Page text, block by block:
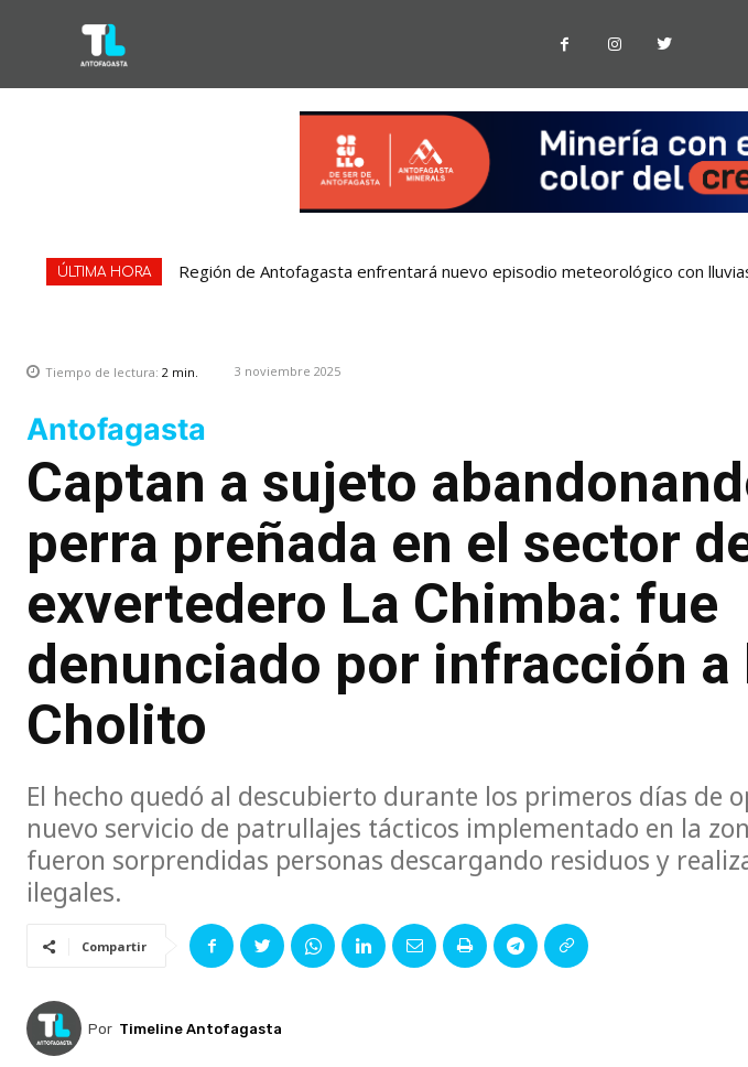
ÚLTIMA HORA Región de Antofagasta enfrentará nuevo episodio meteorológico con
Tiempo de lectura: 2 min. 3 noviembre 2025
Antofagasta
Captan a sujeto
perra preñada en el sector
exvertedero La Chimba: fue
denunciado por infracción a
Cholito
El hecho quedó al descubierto durante los primeros días de
nuevo servicio de patrullajes tácticos implementado en la
fueron sorprendidas personas descargando residuos y
ilegales.
Compartir
Por Timeline Antofagasta